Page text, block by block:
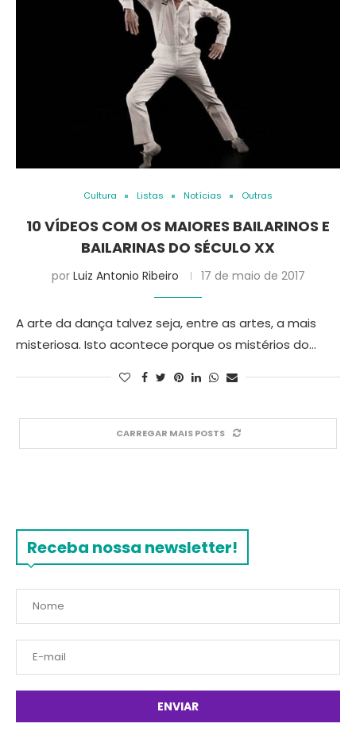
Cultura Listas Notícias Outras
10 VÍDEOS COM OS MAIORES BAILARINOS E
BAILARINAS DO SÉCULO XX
por Luiz Antonio Ribeiro 17 de maio de 2017
A arte da dança talvez seja, entre as artes, a mais
misteriosa. Isto acontece porque os mistérios do…
CARREGAR MAIS POSTS
Receba nossa newsletter!